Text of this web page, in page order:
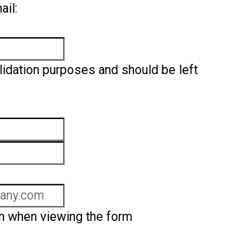
purposes and should be left
when viewing the form